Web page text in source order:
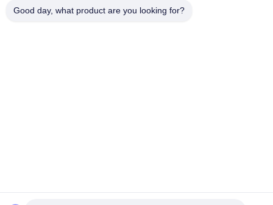
Good day, what product are you looking for?